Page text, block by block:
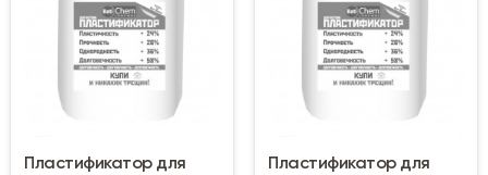
Пластификатор для
Пластификатор для